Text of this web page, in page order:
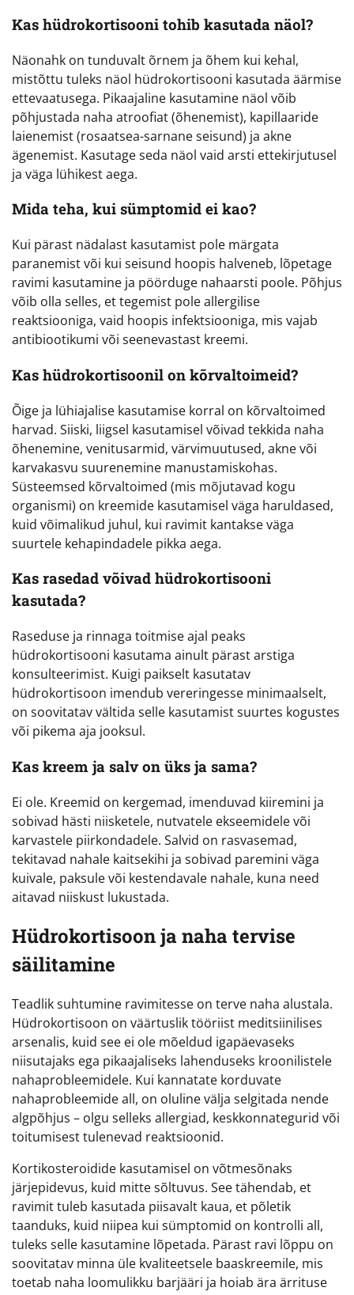
Kas hüdrokortisooni tohib kasutada näol?
Näonahk on tunduvalt õrnem ja õhem kui kehal,
mistõttu tuleks näol hüdrokortisooni kasutada äärmise
ettevaatusega. Pikaajaline kasutamine näol võib
põhjustada naha atroofiat (õhenemist), kapillaaride
laienemist (rosaatsea-sarnane seisund) ja akne
ägenemist. Kasutage seda näol vaid arsti ettekirjutusel
ja väga lühikest aega.
Mida teha, kui sümptomid ei kao?
Kui pärast nädalast kasutamist pole märgata
paranemist või kui seisund hoopis halveneb, lõpetage
ravimi kasutamine ja pöörduge nahaarsti poole. Põhjus
võib olla selles, et tegemist pole allergilise
reaktsiooniga, vaid hoopis infektsiooniga, mis vajab
antibiootikumi või seenevastast kreemi.
Kas hüdrokortisoonil on kõrvaltoimeid?
Õige ja lühiajalise kasutamise korral on kõrvaltoimed
harvad. Siiski, liigsel kasutamisel võivad tekkida naha
õhenemine, venitusarmid, värvimuutused, akne või
karvakasvu suurenemine manustamiskohas.
Süsteemsed kõrvaltoimed (mis mõjutavad kogu
organismi) on kreemide kasutamisel väga haruldased,
kuid võimalikud juhul, kui ravimit kantakse väga
suurtele kehapindadele pikka aega.
Kas rasedad võivad hüdrokortisooni
kasutada?
Raseduse ja rinnaga toitmise ajal peaks
hüdrokortisooni kasutama ainult pärast arstiga
konsulteerimist. Kuigi paikselt kasutatav
hüdrokortisoon imendub vereringesse minimaalselt,
on soovitatav vältida selle kasutamist suurtes kogustes
või pikema aja jooksul.
Kas kreem ja salv on üks ja sama?
Ei ole. Kreemid on kergemad, imenduvad kiiremini ja
sobivad hästi niisketele, nutvatele ekseemidele või
karvastele piirkondadele. Salvid on rasvasemad,
tekitavad nahale kaitsekihi ja sobivad paremini väga
kuivale, paksule või kestendavale nahale, kuna need
aitavad niiskust lukustada.
Hüdrokortisoon ja naha tervise
säilitamine
Teadlik suhtumine ravimitesse on terve naha alustala.
Hüdrokortisoon on väärtuslik tööriist meditsiinilises
arsenalis, kuid see ei ole mõeldud igapäevaseks
niisutajaks ega pikaajaliseks lahenduseks kroonilistele
nahaprobleemidele. Kui kannatate korduvate
nahaprobleemide all, on oluline välja selgitada nende
algpõhjus – olgu selleks allergiad, keskkonnategurid või
toitumisest tulenevad reaktsioonid.
Kortikosteroidide kasutamisel on võtmesõnaks
järjepidevus, kuid mitte sõltuvus. See tähendab, et
ravimit tuleb kasutada piisavalt kaua, et põletik
taanduks, kuid niipea kui sümptomid on kontrolli all,
tuleks selle kasutamine lõpetada. Pärast ravi lõppu on
soovitatav minna üle kvaliteetsele baaskreemile, mis
toetab naha loomulikku barjääri ja hoiab ära ärrituse